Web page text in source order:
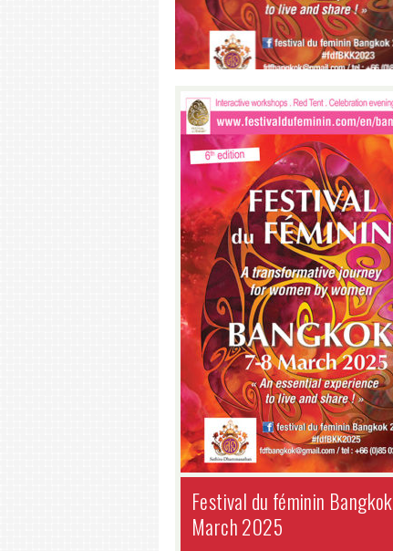
Festival du féminin Bangkok
March 2025